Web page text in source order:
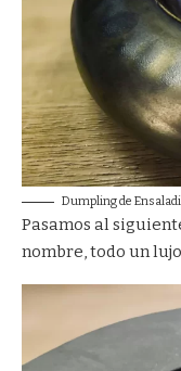
Dumpling de
Pasamos al
nombre, todo un